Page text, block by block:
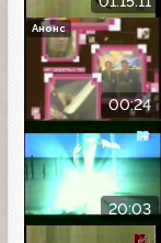
00:24
Анонс
20:03